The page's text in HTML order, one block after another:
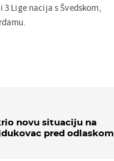
Lige nacija s Švedskom,
novu situaciju na
pred odlaskom